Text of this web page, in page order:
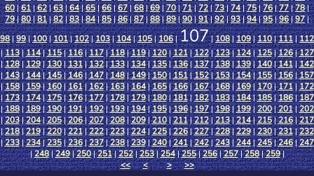
60|61|62|63|64|65|66|67|68|69|70|71|72|73|74|75|76|77|78|
79|80|81|82|83|84|85|86|87|88|89|90|91|92|93|94|95|96|97|
98|99|100|101|102|103|104|105|106|107|108|109|110|111|112
|113|114|115|116|117|118|119|120|121|122|123|124|125|126|127
|128|129|130|131|132|133|134|135|136|137|138|139|140|141|142
|143|144|145|146|147|148|149|150|151|152|153|154|155|156|157
|158|159|160|161|162|163|164|165|166|167|168|169|170|171|172
|173|174|175|176|177|178|179|180|181|182|183|184|185|186|187
|188|189|190|191|192|193|194|195|196|197|198|199|200|201|202
|203|204|205|206|207|208|209|210|211|212|213|214|215|216|217
|218|219|220|221|222|223|224|225|226|227|228|229|230|231|232
|233|234|235|236|237|238|239|240|241|242|243|244|245|246|247
|248|249|250|251|252|253|254|255|256|257|258|259|
<<
< > >>